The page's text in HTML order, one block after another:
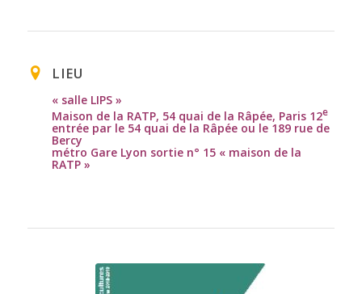
LIEU
« salle LIPS »
Maison de la RATP, 54 quai de la Râpée, Paris 12e
entrée par le 54 quai de la Râpée ou le 189 rue de
Bercy
métro Gare Lyon sortie n° 15 « maison de la
RATP »